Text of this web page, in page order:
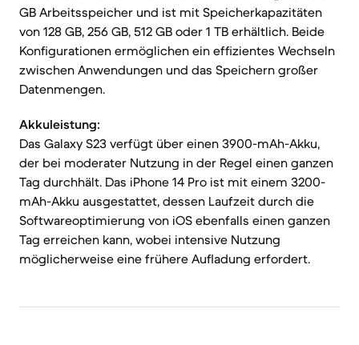
GB Arbeitsspeicher und ist mit Speicherkapazitäten
von 128 GB, 256 GB, 512 GB oder 1 TB erhältlich. Beide
Konfigurationen ermöglichen ein effizientes Wechseln
zwischen Anwendungen und das Speichern großer
Datenmengen.
Akkuleistung:
Das Galaxy S23 verfügt über einen 3900-mAh-Akku,
der bei moderater Nutzung in der Regel einen ganzen
Tag durchhält. Das iPhone 14 Pro ist mit einem 3200-
mAh-Akku ausgestattet, dessen Laufzeit durch die
Softwareoptimierung von iOS ebenfalls einen ganzen
Tag erreichen kann, wobei intensive Nutzung
möglicherweise eine frühere Aufladung erfordert.